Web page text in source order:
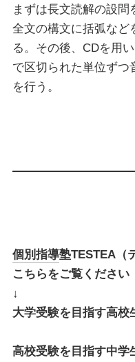
まずは長文読解の設
全文の構文に括弧など
る。その後、CDを用
で区切られた単位ずつ
を行う。
個別指導塾TESTEA（
こちらをご覧ください
↓
大学受験を目指す高校
高校受験を目指す中学